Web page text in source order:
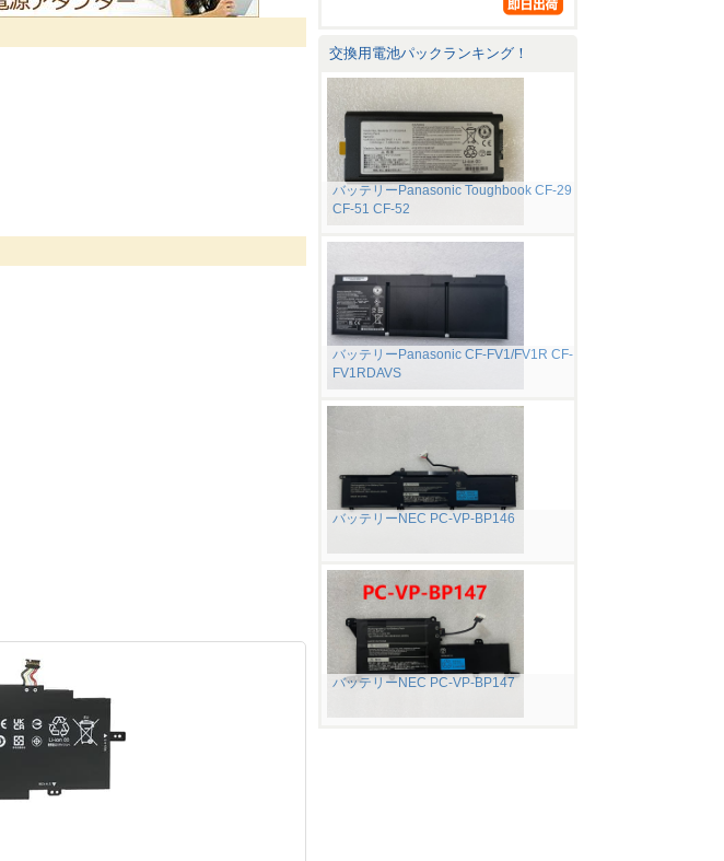
交換用電池パックランキング！
バッテリーPanasonic Toughbook CF-29
CF-51 CF-52
バッテリーPanasonic CF-FV1/FV1R CF-
FV1RDAVS
バッテリーNEC PC-VP-BP146
バッテリーNEC PC-VP-BP147